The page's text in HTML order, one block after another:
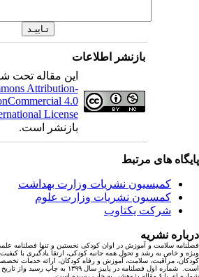
بازنشر اطلاعات
این مقاله تحت
Attribution-
4.0
License
بازنشر است.
های مرتبط
کمیسیون نشریات وزارت بهداشت
کمسیون نشریات وزارت علوم
شرکت یکتاوب
نشریه
سلامت و آموزش در اوان کودکی نخستین و تنها فصلنامه
و خاص به رشد و تحول همه جانبه کودکی، ارتقا یادگیری با
مراقبت، سلامت، آموزش و رفاه کودکان، ارائه خدمات تخصصی
است. شماره اول فصلنامه در پاییز سال ۱۳۹۹